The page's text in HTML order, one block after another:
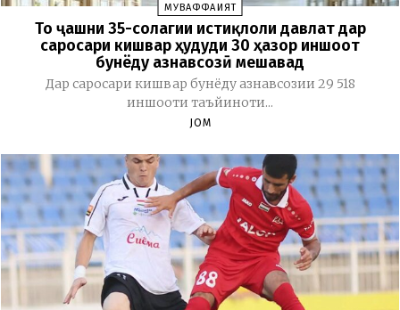
МУВАФФАҚИЯТ
То ҷашни 35-солагии истиқлоли давлат дар
саросари кишвар ҳудуди 30 ҳазор иншоот
бунёду азнавсозӣ мешавад
Дар саросари кишвар бунёду азнавсозии 29 518
иншооти таъйиноти...
JOM